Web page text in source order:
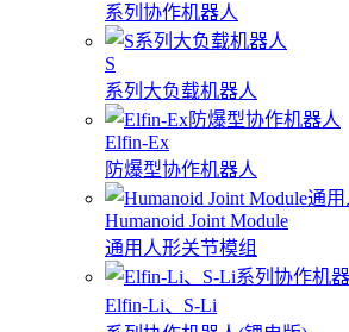
系列协作机器人
S
系列大负载机器人
Elfin-Ex
防爆型协作机器人
Humanoid Joint Module
通用人形关节模组
Elfin-Li、S-Li